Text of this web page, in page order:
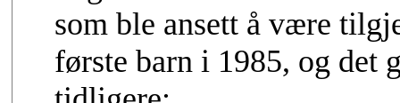
som ble ansett å være
første barn i 1985, og det